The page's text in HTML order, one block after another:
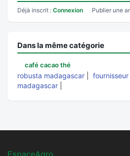
Déjà inscrit : Connexion Publier une
Dans la même catégorie
café cacao thé
robusta madagascar
madagascar
EspaceAgro